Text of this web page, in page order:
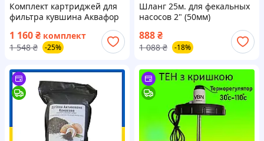
Комплект картриджей для
фильтра кувшина Аквафор
А5 от хлора и ржавчины(4
модуля в комплекте опт.)
1 160₴ комплект
1 548 ₴ -25%
Шланг 25м. для фекальных
насосов 2" (50мм)
888₴
1 088 ₴ -18%